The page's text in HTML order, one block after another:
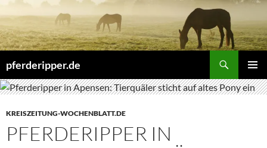
Inhalt
springen
pferderipper.de
MENÜ
KREISZEITUNG-WOCHENBLATT.DE
PFERDERIPPER IN